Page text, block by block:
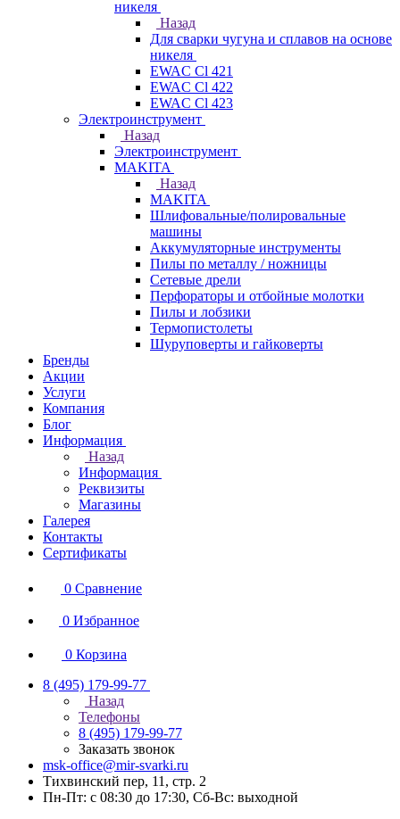
никеля
Назад
Для сварки чугуна и сплавов на основе
никеля
EWAC Cl 421
EWAC Cl 422
EWAC Cl 423
Электроинструмент
Назад
Электроинструмент
МAKITA
Назад
МAKITA
Шлифовальные/полировальные
машины
Аккумуляторные инструменты
Пилы по металлу / ножницы
Сетевые дрели
Перфораторы и отбойные молотки
Пилы и лобзики
Термопистолеты
Шуруповерты и гайковерты
Бренды
Акции
Услуги
Компания
Блог
Информация
Назад
Информация
Реквизиты
Магазины
Галерея
Контакты
Сертификаты
0 Сравнение
0 Избранное
0 Корзина
8 (495) 179-99-77
Назад
Телефоны
8 (495) 179-99-77
Заказать звонок
msk-office@mir-svarki.ru
Тихвинский пер, 11, стр. 2
Пн-Пт: с 08:30 до 17:30, Сб-Вс: выходной